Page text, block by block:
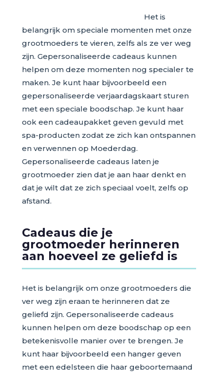
Het is
belangrijk om speciale momenten met onze
grootmoeders te vieren, zelfs als ze ver weg
zijn. Gepersonaliseerde cadeaus kunnen
helpen om deze momenten nog specialer te
maken. Je kunt haar bijvoorbeeld een
gepersonaliseerde verjaardagskaart sturen
met een speciale boodschap. Je kunt haar
ook een cadeaupakket geven gevuld met
spa-producten zodat ze zich kan ontspannen
en verwennen op Moederdag.
Gepersonaliseerde cadeaus laten je
grootmoeder zien dat je aan haar denkt en
dat je wilt dat ze zich speciaal voelt, zelfs op
afstand.
Cadeaus die je
grootmoeder herinneren
aan hoeveel ze geliefd is
Het is belangrijk om onze grootmoeders die
ver weg zijn eraan te herinneren dat ze
geliefd zijn. Gepersonaliseerde cadeaus
kunnen helpen om deze boodschap op een
betekenisvolle manier over te brengen. Je
kunt haar bijvoorbeeld een hanger geven
met een edelsteen die haar geboortemaand